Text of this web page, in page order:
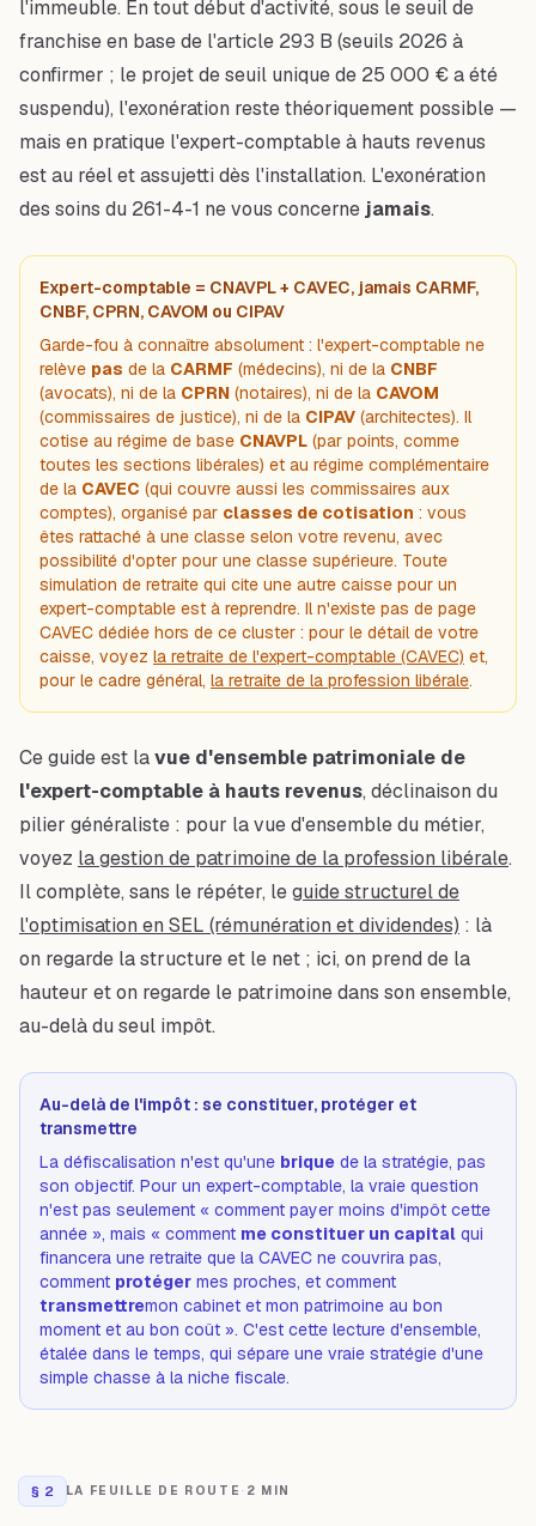
l'immeuble. En tout début d'activité, sous le seuil de
franchise en base de l'article 293 B (seuils 2026 à
confirmer ; le projet de seuil unique de 25 000 € a été
suspendu), l'exonération reste théoriquement possible —
mais en pratique l'expert-comptable à hauts revenus
est au réel et assujetti dès l'installation. L'exonération
des soins du 261-4-1 ne vous concerne jamais.
Expert-comptable = CNAVPL + CAVEC, jamais CARMF,
CNBF, CPRN, CAVOM ou CIPAV
Garde-fou à connaître absolument : l'expert-comptable ne
relève pas de la CARMF (médecins), ni de la CNBF
(avocats), ni de la CPRN (notaires), ni de la CAVOM
(commissaires de justice), ni de la CIPAV (architectes). Il
cotise au régime de base CNAVPL (par points, comme
toutes les sections libérales) et au régime complémentaire
de la CAVEC (qui couvre aussi les commissaires aux
comptes), organisé par classes de cotisation : vous
êtes rattaché à une classe selon votre revenu, avec
possibilité d'opter pour une classe supérieure. Toute
simulation de retraite qui cite une autre caisse pour un
expert-comptable est à reprendre. Il n'existe pas de page
CAVEC dédiée hors de ce cluster : pour le détail de votre
caisse, voyez la retraite de l'expert-comptable (CAVEC) et,
pour le cadre général, la retraite de la profession libérale.
Ce guide est lavue d'ensemble patrimoniale de
l'expert-comptable à hauts revenus, déclinaison du
pilier généraliste : pour la vue d'ensemble du métier,
voyez la gestion de patrimoine de la profession libérale.
Il complète, sans le répéter, leguide structurel de
l'optimisation en SEL (rémunération et dividendes) : là
on regarde la structure et le net ; ici, on prend de la
hauteur et on regarde le patrimoine dans son ensemble,
au-delà du seul impôt.
Au-delà de l'impôt : se constituer, protéger et
transmettre
La défiscalisation n'est qu'une brique de la stratégie, pas
son objectif. Pour un expert-comptable, la vraie question
n'est pas seulement « comment payer moins d'impôt cette
année », mais « comment me constituer un capital qui
financera une retraite que la CAVEC ne couvrira pas,
comment protéger mes proches, et comment
transmettremon cabinet et mon patrimoine au bon
moment et au bon coût ». C'est cette lecture d'ensemble,
étalée dans le temps, qui sépare une vraie stratégie d'une
simple chasse à la niche fiscale.
§ 2 LA FEUILLE DE ROUTE · 2 MIN